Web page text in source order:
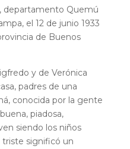
departamento Quemú
el 12 de junio 1933
de Buenos
y de Verónica
padres de una
conocida por la gente
piadosa,
siendo los niños
significó un